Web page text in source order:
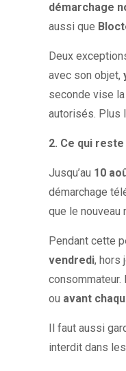
démarchage
aussi que
Deux
avec son objet,
seconde vise
autorisés. Plus
2. Ce qui reste
Jusqu’au 10
démarchage
que le nouveau
Pendant cette
vendredi, hors
ou avant
Il faut aussi
interdit dans